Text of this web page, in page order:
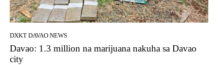
DXKT DAVAO NEWS
Davao: 1.3 million na marijuana nakuha sa Davao
city